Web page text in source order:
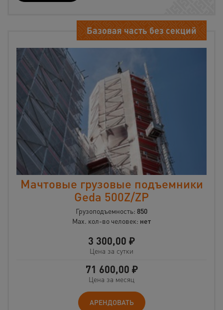
Базовая часть без секций
Мачтовые грузовые подъемники
Geda 500Z/ZP
Грузоподъемность: 850
Max. кол-во человек: нет
3 300,00 ₽
Цена за сутки
71 600,00 ₽
Цена за месяц
АРЕНДОВАТЬ